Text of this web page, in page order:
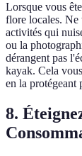
Lorsque vous
flore locales. Ne
activités qui
ou la
dérangent pas
kayak. Cela
en la protégeant
8.